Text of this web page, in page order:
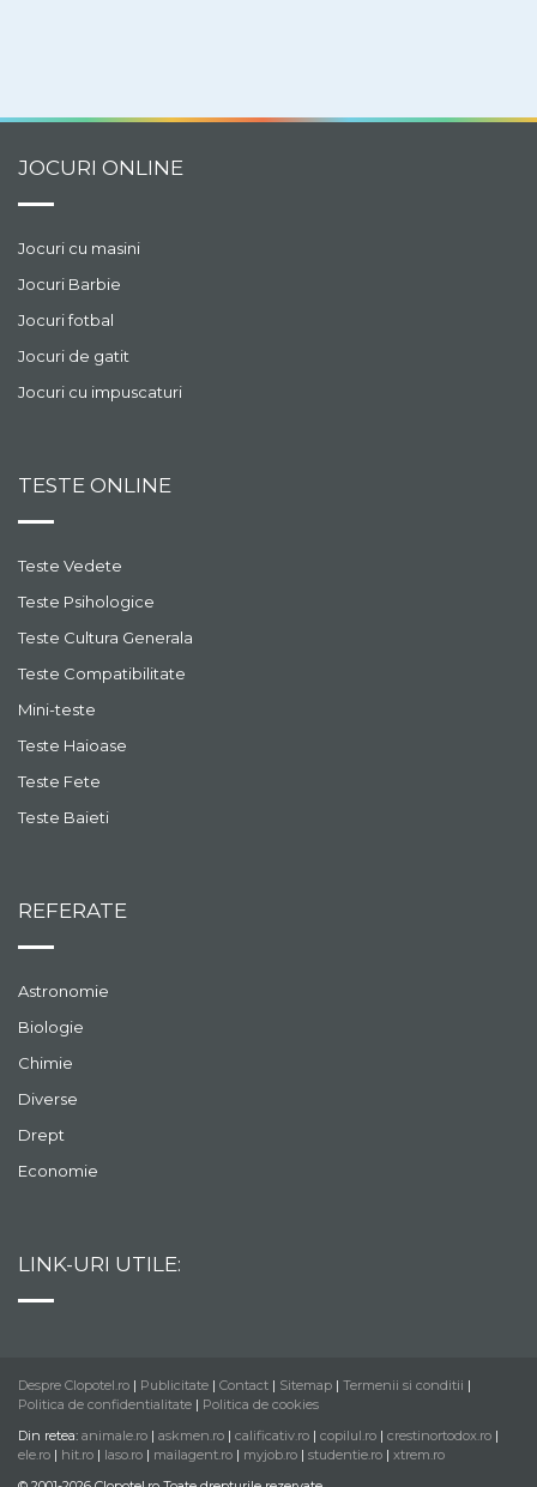
JOCURI ONLINE
Jocuri cu masini
Jocuri Barbie
Jocuri fotbal
Jocuri de gatit
Jocuri cu impuscaturi
TESTE ONLINE
Teste Vedete
Teste Psihologice
Teste Cultura Generala
Teste Compatibilitate
Mini-teste
Teste Haioase
Teste Fete
Teste Baieti
REFERATE
Astronomie
Biologie
Chimie
Diverse
Drept
Economie
LINK-URI UTILE:
Despre Clopotel.ro | Publicitate | Contact | Sitemap | Termenii si conditii |
Politica de confidentialitate | Politica de cookies
Din retea: animale.ro | askmen.ro | calificativ.ro | copilul.ro | crestinortodox.ro |
ele.ro | hit.ro | laso.ro | mailagent.ro | myjob.ro | studentie.ro | xtrem.ro